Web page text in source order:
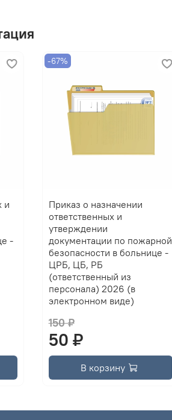
и
-
-67%
Приказ о назначении
ответственных и
утверждении
документации по пожарной
безопасности в больнице -
ЦРБ, ЦБ, РБ
(ответственный из
персонала) 2026 (в
электронном виде)
150 ₽
50 ₽
В корзину